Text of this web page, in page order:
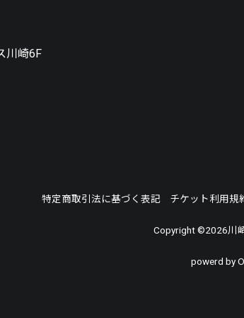
川崎6F
特定商取引法に基づく表記 チケット利用規
Copyright ©2026川
powerd by